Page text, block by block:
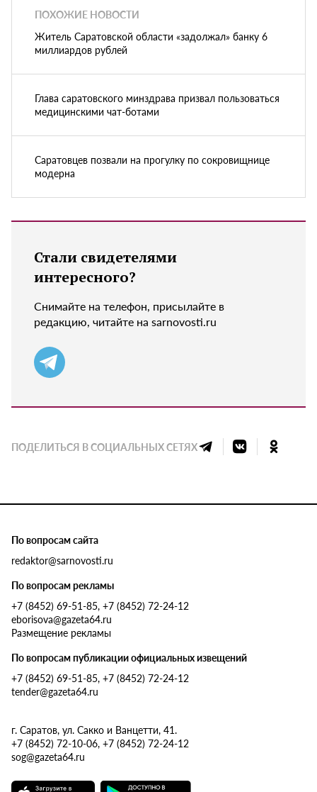
ПОХОЖИЕ НОВОСТИ
Житель Саратовской области «задолжал» банку 6
миллиардов рублей
Глава саратовского минздрава призвал пользоваться
медицинскими чат-ботами
Саратовцев позвали на прогулку по сокровищнице
модерна
Стали свидетелями
интересного?
Снимайте на телефон, присылайте в
редакцию, читайте на sarnovosti.ru
ПОДЕЛИТЬСЯ В СОЦИАЛЬНЫХ СЕТЯХ
По вопросам сайта
redaktor@sarnovosti.ru
По вопросам рекламы
+7 (8452) 69-51-85, +7 (8452) 72-24-12
eborisova@gazeta64.ru
Размещение рекламы
По вопросам публикации официальных извещений
+7 (8452) 69-51-85, +7 (8452) 72-24-12
tender@gazeta64.ru
г. Саратов, ул. Сакко и Ванцетти, 41.
+7 (8452) 72-10-06, +7 (8452) 72-24-12
sog@gazeta64.ru